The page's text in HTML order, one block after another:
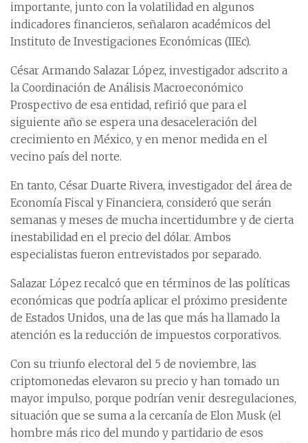
importante, junto con la volatilidad en algunos
indicadores financieros, señalaron académicos del
Instituto de Investigaciones Económicas (IIEc).
César Armando Salazar López, investigador adscrito a
la Coordinación de Análisis Macroeconómico
Prospectivo de esa entidad, refirió que para el
siguiente año se espera una desaceleración del
crecimiento en México, y en menor medida en el
vecino país del norte.
En tanto, César Duarte Rivera, investigador del área de
Economía Fiscal y Financiera, consideró que serán
semanas y meses de mucha incertidumbre y de cierta
inestabilidad en el precio del dólar. Ambos
especialistas fueron entrevistados por separado.
Salazar López recalcó que en términos de las políticas
económicas que podría aplicar el próximo presidente
de Estados Unidos, una de las que más ha llamado la
atención es la reducción de impuestos corporativos.
Con su triunfo electoral del 5 de noviembre, las
criptomonedas elevaron su precio y han tomado un
mayor impulso, porque podrían venir desregulaciones,
situación que se suma a la cercanía de Elon Musk (el
hombre más rico del mundo y partidario de esos